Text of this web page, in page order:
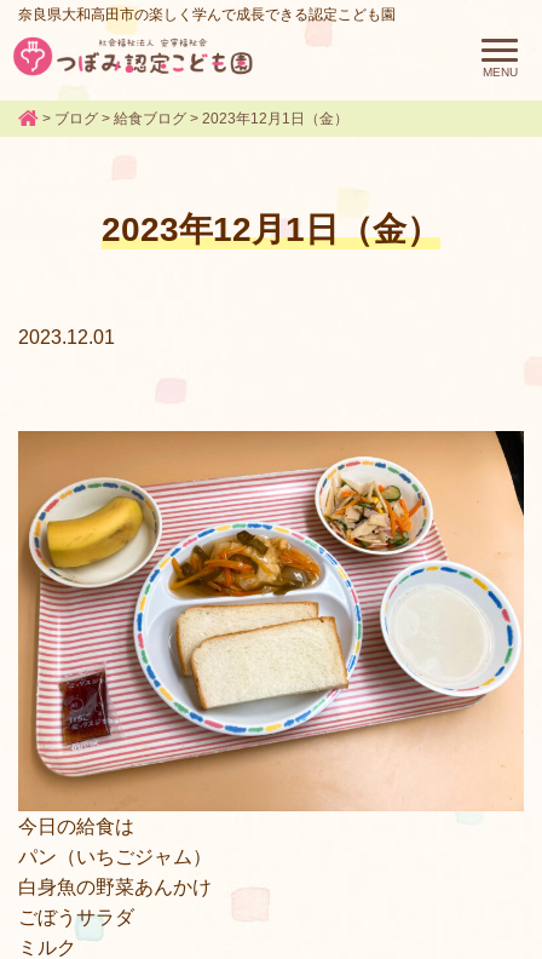
奈良県大和高田市の楽しく学んで成長できる認定こども園
> ブログ > 給食ブログ > 2023年12月1日（金）
2023年12月1日（金）
2023.12.01
今日の給食は
パン（いちごジャム）
白身魚の野菜あんかけ
ごぼうサラダ
ミルク